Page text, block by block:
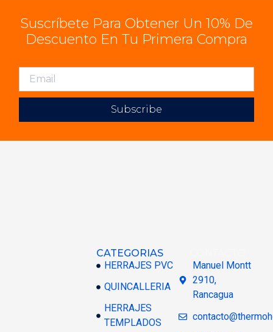
Suscríbete Para Obtener Un 10% De
Descuento En Tu Primera Compra
Subscribe
CATEGORIAS
HERRAJES PVC
QUINCALLERIA
HERRAJES
TEMPLADOS
Manuel Montt
2910,
Rancagua